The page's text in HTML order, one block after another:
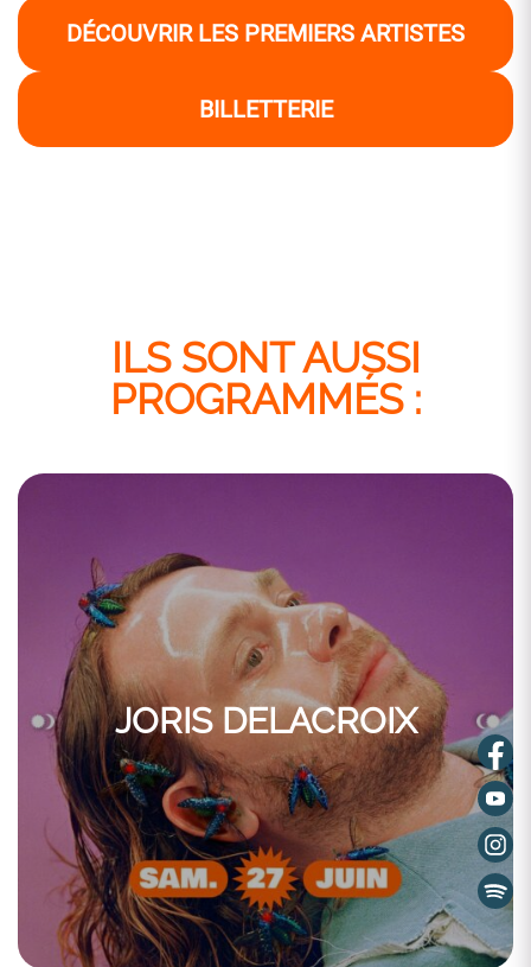
DÉCOUVRIR LES PREMIERS ARTISTES
BILLETTERIE
ILS SONT AUSSI
PROGRAMMÉS :
JORIS DELACROIX